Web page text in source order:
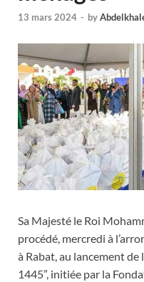
13 mars 2024 - by
Sa Majesté le Roi
procédé, mercredi à
à Rabat, au lancement de
1445”, initiée par la